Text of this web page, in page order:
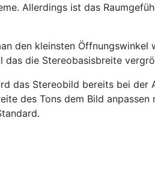
Allerdings ist das
den kleinsten Öffnungswinkel
das die Stereobasisbreite
das Stereobild bereits bei der
des Tons dem Bild anpassen